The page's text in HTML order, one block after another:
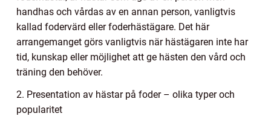
handhas och vårdas av en annan person, vanligtvis
kallad fodervärd eller foderhästägare. Det här
arrangemanget görs vanligtvis när hästägaren inte har
tid, kunskap eller möjlighet att ge hästen den vård och
träning den behöver.
2. Presentation av hästar på foder – olika typer och
popularitet